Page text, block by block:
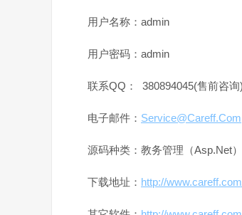
用户名称：admin
用户密码：admin
联系QQ： 380894045(售前咨
电子邮件： Service@Careff.Com
源码种类：教务管理（Asp.Net）
下载地址： http://